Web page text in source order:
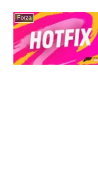
Forza